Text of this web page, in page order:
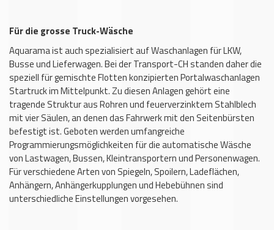
Für die grosse Truck-Wäsche
Aquarama ist auch spezialisiert auf Waschanlagen für LKW,
Busse und Lieferwagen. Bei der Transport-CH standen daher die
speziell für gemischte Flotten konzipierten Portalwaschanlagen
Startruck im Mittelpunkt. Zu diesen Anlagen gehört eine
tragende Struktur aus Rohren und feuerverzinktem Stahlblech
mit vier Säulen, an denen das Fahrwerk mit den Seitenbürsten
befestigt ist. Geboten werden umfangreiche
Programmierungsmöglichkeiten für die automatische Wäsche
von Lastwagen, Bussen, Kleintransportern und Personenwagen.
Für verschiedene Arten von Spiegeln, Spoilern, Ladeflächen,
Anhängern, Anhängerkupplungen und Hebebühnen sind
unterschiedliche Einstellungen vorgesehen.